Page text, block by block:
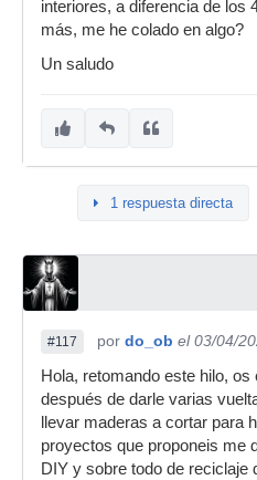
interiores, a diferencia de los
más, me he colado en algo?
Un saludo
1 respuesta directa
#117 por do_ob el 03/04/
Hola, retomando este hilo,
después de darle varias
llevar maderas a cortar para
proyectos que proponeis me
DIY y sobre todo de reciclaje